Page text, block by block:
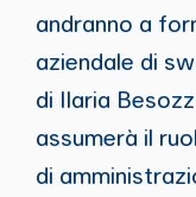
andranno a
aziendale di
di Ilaria
assumerà il
di